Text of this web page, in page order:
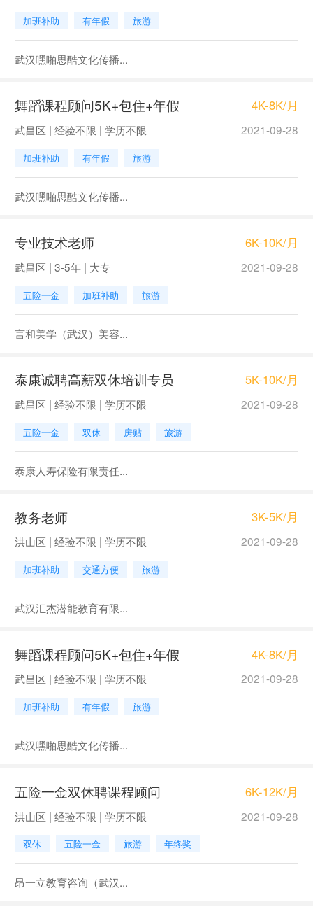
加班补助 有年假 旅游
武汉嘿啪思酷文化传播...
舞蹈课程顾问5K+包住+年假 4K-8K/月
武昌区 | 经验不限 | 学历不限 2021-09-28
加班补助 有年假 旅游
武汉嘿啪思酷文化传播...
专业技术老师 6K-10K/月
武昌区 | 3-5年 | 大专 2021-09-28
五险一金 加班补助 旅游
言和美学（武汉）美容...
泰康诚聘高薪双休培训专员 5K-10K/月
武昌区 | 经验不限 | 学历不限 2021-09-28
五险一金 双休 房贴 旅游
泰康人寿保险有限责任...
教务老师 3K-5K/月
洪山区 | 经验不限 | 学历不限 2021-09-28
加班补助 交通方便 旅游
武汉汇杰潜能教育有限...
舞蹈课程顾问5K+包住+年假 4K-8K/月
武昌区 | 经验不限 | 学历不限 2021-09-28
加班补助 有年假 旅游
武汉嘿啪思酷文化传播...
五险一金双休聘课程顾问 6K-12K/月
洪山区 | 经验不限 | 学历不限 2021-09-28
双休 五险一金 旅游 年终奖
昂一立教育咨询（武汉...